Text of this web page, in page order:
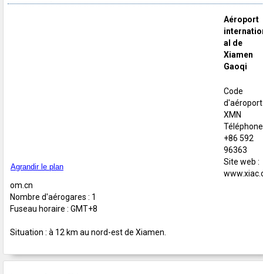
Agrandir le plan
Aéroport
al de
Xiamen
Gaoqi
Code
d'aéroport
XMN
+86 592
96363
Site web :
om.cn
Nombre d'aérogares : 1
Fuseau horaire : GMT+8
Situation : à 12 km au nord-est de Xiamen.